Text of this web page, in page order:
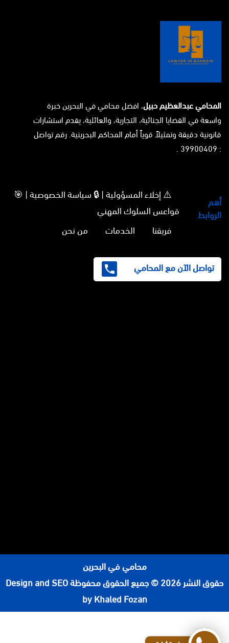
المحامي عبدالعظيم حبيل، افضل محامي في البحرين خبرة
واسعة في القضايا الجنائية، التجارية، والعائلية، يقدم استشارات
قانونية دقيقة وتمثيلاً قوياً أمام المحاكم البحرينية. رقم تواصل
: 39900409 .
أهم
الروابط
⚠️ إخلاء المسؤولية | 🔒 سياسة الخصوصية | 🎯
قواعس السلوك المهني
فريقنا
الخدمات من نحن
تواصل الآن مع المحامي
محامي في البحرين
حقوق النشر 2026 © جميع الحقوق محفوظة
Design and SEO
by Khaled Fozan
افضل مكاتب المحاماة في الرياض